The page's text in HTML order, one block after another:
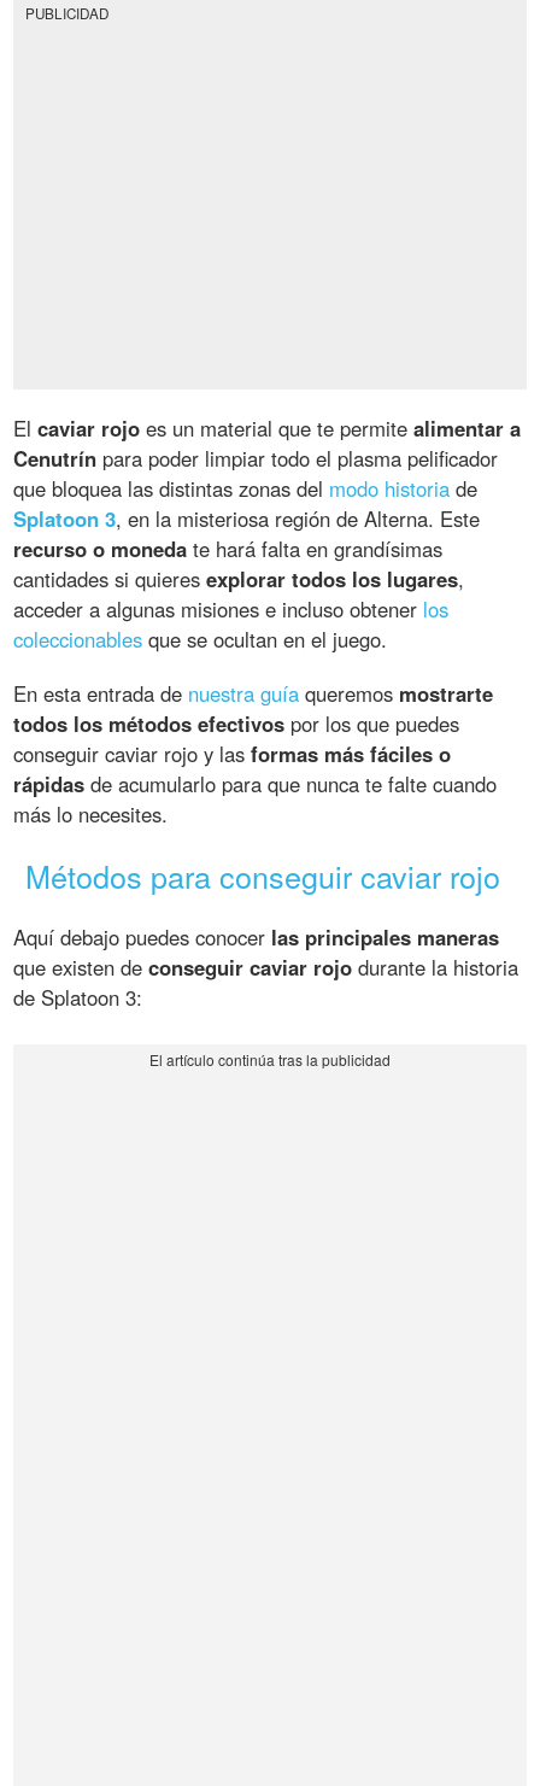
PUBLICIDAD
Elcaviar rojo es un material que te permitealimentar a
Cenutrín para poder limpiar todo el plasma pelificador
que bloquea las distintas zonas del modo historia de
Splatoon 3, en la misteriosa región de Alterna. Este
recurso o moneda te hará falta en grandísimas
cantidades si quieresexplorar todos los lugares,
acceder a algunas misiones e incluso obtener los
coleccionables que se ocultan en el juego.
En esta entrada de nuestra guía queremos mostrarte
todos los métodos efectivos por los que puedes
conseguir caviar rojo y lasformas más fáciles o
rápidas de acumularlo para que nunca te falte cuando
más lo necesites.
Métodos para conseguir caviar rojo
Aquí debajo puedes conocer las principales maneras
que existen deconseguir caviar rojo durante la historia
de Splatoon 3: